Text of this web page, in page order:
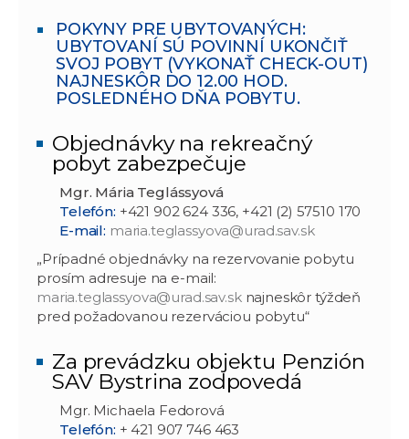
POKYNY PRE UBYTOVANÝCH:
UBYTOVANÍ SÚ POVINNÍ UKONČIŤ
SVOJ POBYT (VYKONAŤ CHECK-OUT)
NAJNESKÔR DO 12.00 HOD.
POSLEDNÉHO DŇA POBYTU.
Objednávky na rekreačný
pobyt zabezpečuje
Mgr. Mária Teglássyová
Telefón: +421 902 624 336, +421 (2) 57510 170
E-mail: maria.teglassyova@urad.sav.sk
„Prípadné objednávky na rezervovanie pobytu
prosím adresuje na e-mail:
maria.teglassyova@urad.sav.sknajneskôr týždeň
pred požadovanou rezerváciou pobytu“
Za prevádzku objektu Penzión
SAV Bystrina zodpovedá
Mgr. Michaela Fedorová
Telefón: + 421 907 746 463